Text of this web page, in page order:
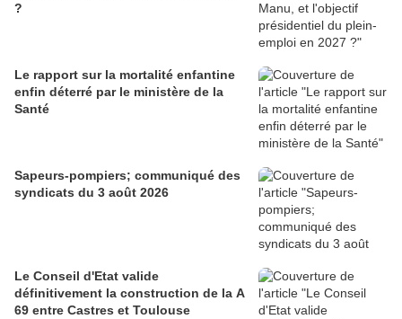
?
Le rapport sur la mortalité enfantine
enfin déterré par le ministère de la
Santé
Sapeurs-pompiers; communiqué des
syndicats du 3 août 2026
Le Conseil d'Etat valide
définitivement la construction de la A
69 entre Castres et Toulouse